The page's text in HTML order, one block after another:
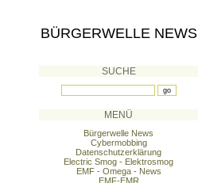
BÜRGERWELLE NEWS
SUCHE
MENÜ
Bürgerwelle News
Cybermobbing
Datenschutzerklärung
Electric Smog - Elektrosmog
EMF - Omega - News
EMF-EMR